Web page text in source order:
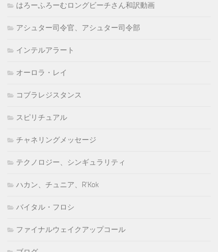
はろーふろーむロングビーチさん和訳動画
アシュター司令官、アシュター司令部
インテルアラート
オーロラ・レイ
コブラレジスタンス
スピリチュアル
チャネリングメッセージ
テクノロジー、シンギュラリティ
ハカン、チュニア、R'Kok
バイタル・フロシ
ファイナルウェイクアップコール